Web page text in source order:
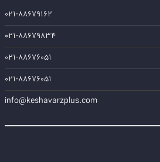
۰۲۱-۸۸۶۷۹۱۶۲
۰۲۱-۸۸۶۷۹۸۳۴
۰۲۱-۸۸۶۷۶۰۵۱
۰۲۱-۸۸۶۷۶۰۵۱
info@keshavarzplus.com